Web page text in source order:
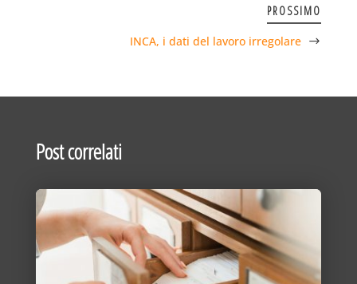
PROSSIMO
INCA, i dati del lavoro irregolare
Post correlati